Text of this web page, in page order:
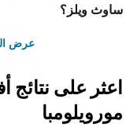
ساوث ويلز؟
عرض
اعثر على
مورويلومبا